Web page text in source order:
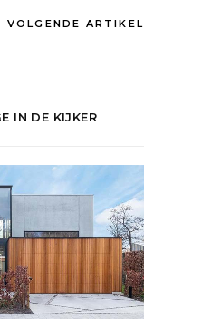
VOLGENDE ARTIKEL
IN DE KIJKER